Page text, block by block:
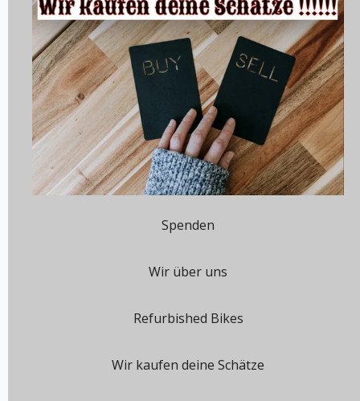
Spenden
Wir über uns
Refurbished Bikes
Wir kaufen deine Schätze